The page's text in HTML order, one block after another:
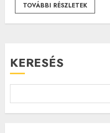
TOVÁBBI RÉSZLETEK
KERESÉS